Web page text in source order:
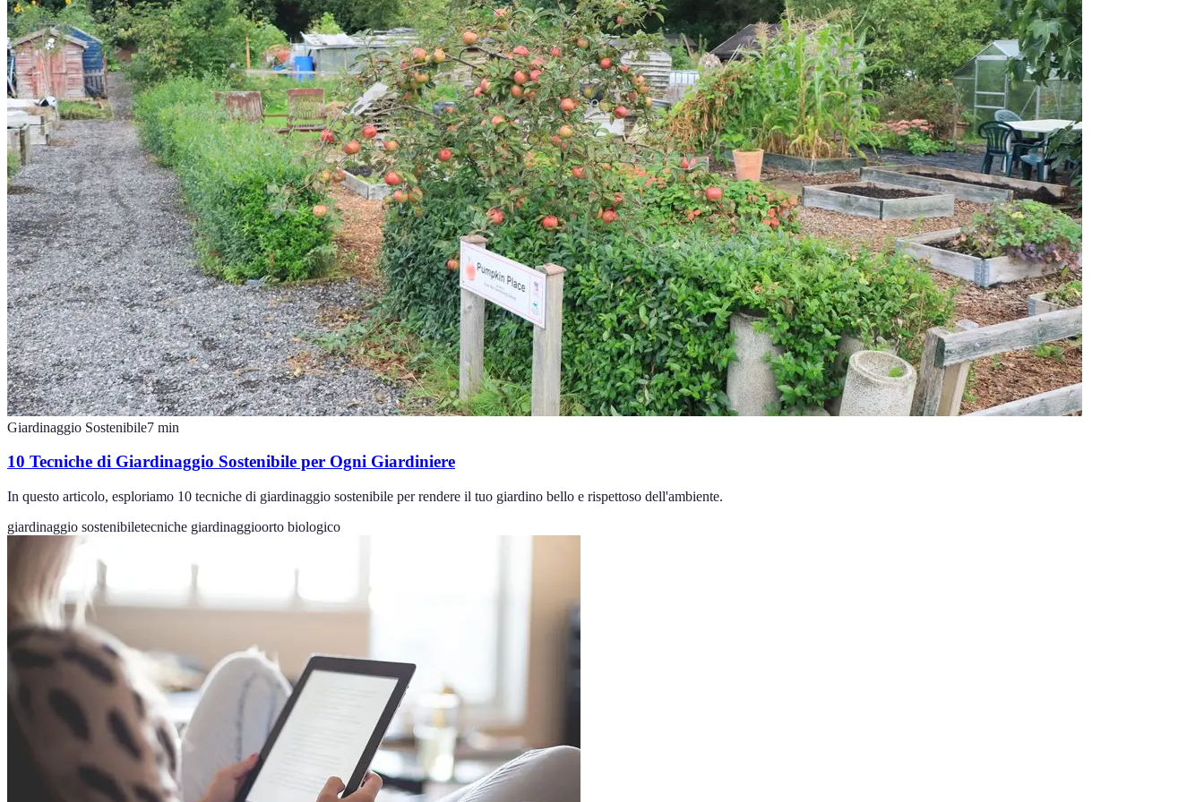
Giardinaggio Sostenibile7 min
10 Tecniche di Giardinaggio Sostenibile per Ogni Giardiniere
In questo articolo, esploriamo 10 tecniche di giardinaggio sostenibile per rendere il tuo giardino bello e rispettoso dell'ambiente.
giardinaggio sostenibiletecniche giardinaggioorto biologico